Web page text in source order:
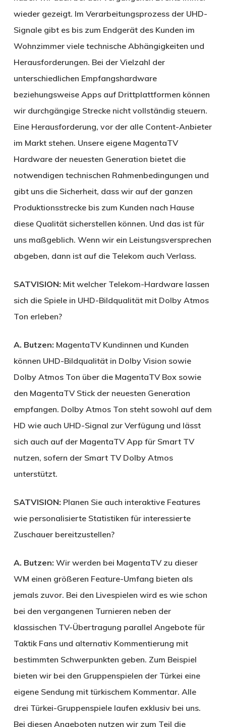
wieder gezeigt. Im Verarbeitungsprozess der UHD-
Signale gibt es bis zum Endgerät des Kunden im
Wohnzimmer viele technische Abhängigkeiten und
Herausforderungen. Bei der Vielzahl der
unterschiedlichen Empfangshardware
beziehungsweise Apps auf Drittplattformen können
wir durchgängige Strecke nicht vollständig steuern.
Eine Herausforderung, vor der alle Content-Anbieter
im Markt stehen. Unsere eigene Magenta­TV
Hardware der neuesten Generation bietet die
notwendigen technischen Rahmenbedingungen und
gibt uns die Sicherheit, dass wir auf der ganzen
Produktionsstrecke bis zum Kunden nach Hause
diese Qualität sicherstellen können. Und das ist für
uns maßgeblich. Wenn wir ein Leistungsversprechen
abgeben, dann ist auf die Telekom auch Verlass.
SATVISION: Mit welcher Telekom-Hardware lassen
sich die Spiele in UHD-Bildqualität mit Dolby Atmos
Ton erleben?
A. Butzen: Magenta­TV Kundinnen und Kunden
können UHD-Bildqualität in Dolby Vision sowie
Dolby Atmos Ton über die Magenta­TV Box sowie
den Magenta­TV Stick der neuesten Generation
empfangen. Dolby Atmos Ton steht sowohl auf dem
HD wie auch UHD-Signal zur Verfügung und lässt
sich auch auf der Magenta­TV App für Smart TV
nutzen, sofern der Smart TV Dolby Atmos
unterstützt.
SATVISION: Planen Sie auch interaktive Features
wie personalisierte Statistiken für interessierte
Zuschauer bereitzustellen?
A. Butzen: Wir werden bei Magenta­TV zu dieser
WM einen größeren Feature-Umfang bieten als
jemals zuvor. Bei den Livespielen wird es wie schon
bei den vergangenen Turnieren neben der
klassischen TV-Übertragung parallel Angebote für
Taktik Fans und alternativ Kommentierung mit
bestimmten Schwerpunkten geben. Zum Beispiel
bieten wir bei den Gruppenspielen der Türkei eine
eigene Sendung mit türkischem Kommentar. Alle
drei Türkei-Gruppenspiele laufen exklusiv bei uns.
Bei diesen Angeboten nutzen wir zum Teil die